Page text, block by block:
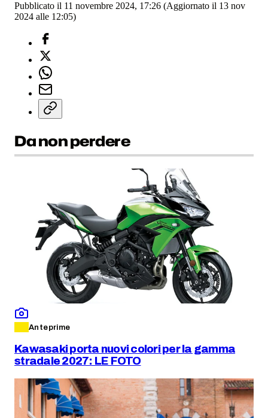
Pubblicato il 11 novembre 2024, 17:26 (Aggiornato il 13 nov
2024 alle 12:05)
Da non perdere
Anteprime
Kawasaki porta nuovi colori per la gamma
stradale 2027: LE FOTO